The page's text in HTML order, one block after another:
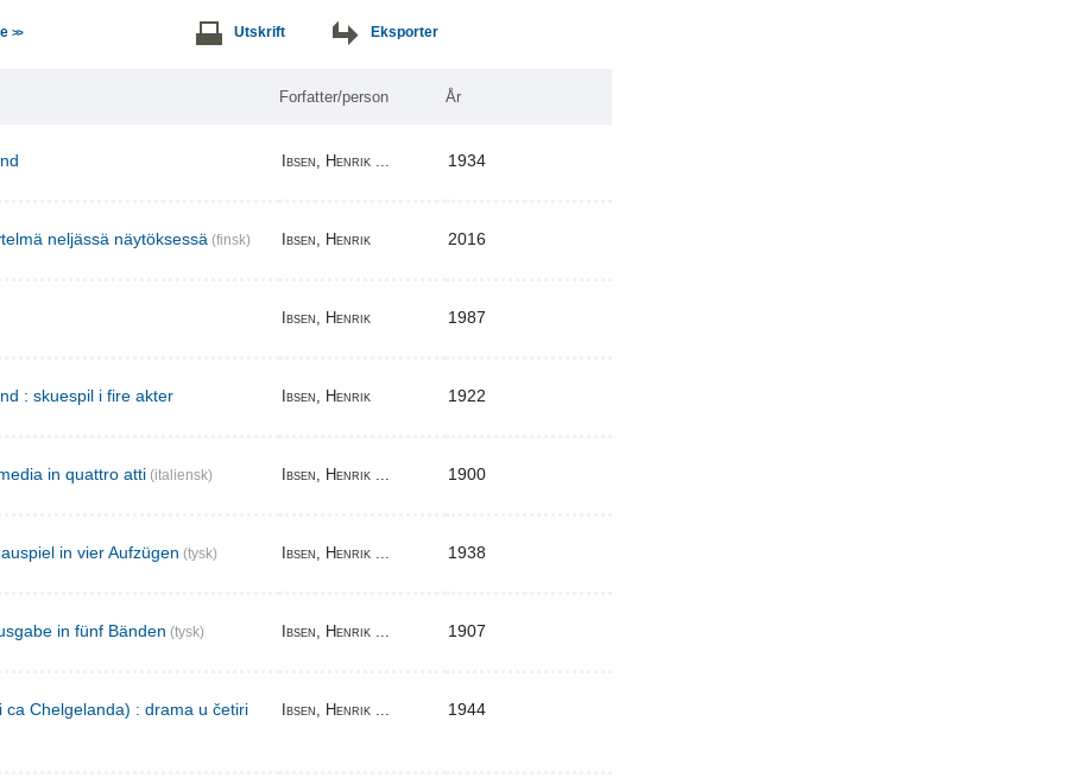
>> Utskrift Eksporter
Forfatter/person År
Ibsen, Henrik ... 1934
neljässä näytöksessä (finsk) Ibsen, Henrik 2016
Ibsen, Henrik 1987
: skuespil i fire akter Ibsen, Henrik 1922
in quattro atti (italiensk) Ibsen, Henrik ... 1900
in vier Aufzügen (tysk) Ibsen, Henrik ... 1938
in fünf Bänden (tysk) Ibsen, Henrik ... 1907
ca Chelgelanda) : drama u četiri
Ibsen, Henrik ... 1944